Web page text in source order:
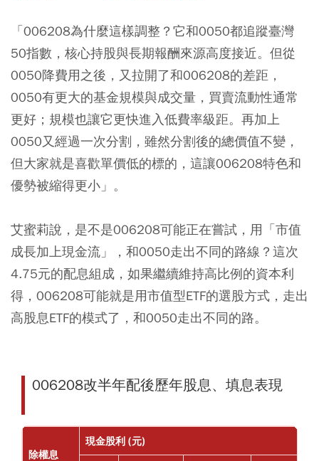
「006208為什麼這樣調整？它和0050都追蹤臺灣
50指數，核心持股與長期報酬來源高度接近。但從
0050降費用之後，又拉開了和006208的差距，
0050有更大的基金規模與成交量，買賣流動性通常
更好；規模也讓它更快進入低費率級距。再加上
0050又經過一次分割，雖然分割後的總價值不變，
但大家就是喜歡單價低的標的，這讓006208特色和
優勢被縮得更小」。
艾蜜莉說，是不是006208可能正在嘗試，用「市值
成長加上現金流」，和0050走出不同的路線？這次
4.75元的配息組成，如果繼續維持高比例的資本利
得，006208可能就是用市值型ETF的選股方式，走出
高股息ETF的模式了，和0050走出不同的路。
006208改半年配後歷年股息、填息表現
除權息
現金股利 (元)